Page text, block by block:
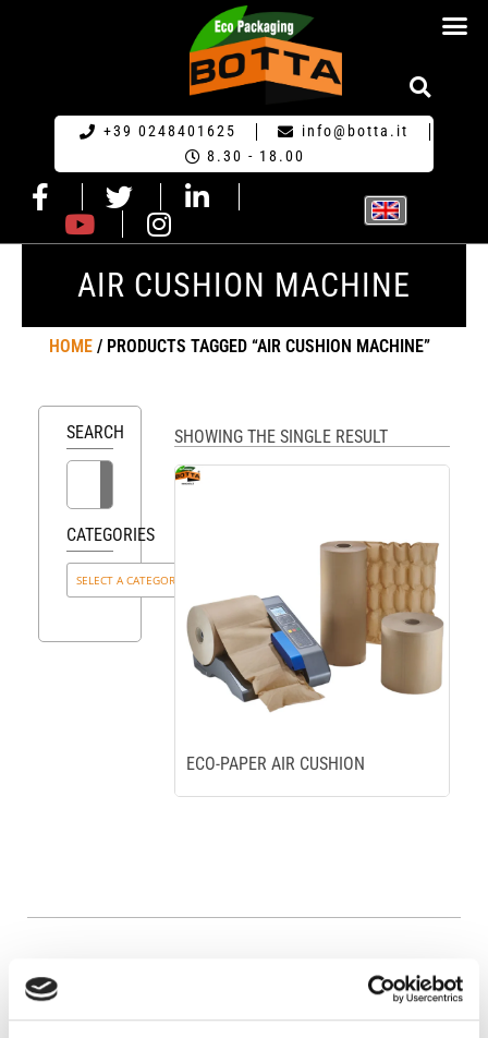
+39 0248401625
info@botta.it
8.30 - 18.00
AIR CUSHION MACHINE
HOME / PRODUCTS TAGGED “AIR CUSHION MACHINE”
SEARCH
CATEGORIES
SHOWING THE SINGLE RESULT
ECO-PAPER AIR CUSHION